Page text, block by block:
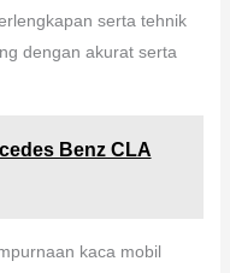
serta tehnik
dengan akurat serta
Benz CLA
kaca mobil